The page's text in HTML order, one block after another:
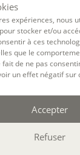
expériences, nous
stocker et/ou
à ces
que le
fait de ne pas
un effet négatif sur
Accepter
Refuser
auteurs